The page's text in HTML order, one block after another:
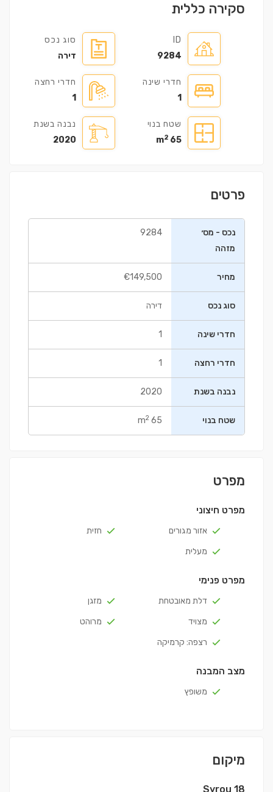
סקירה כללית
ID
9284
סוג נכס
דירה
חדרי שינה
1
חדרי רחצה
1
שטח בנוי
65 m
2
נבנה בשנת
2020
פרטים
נכס - מס׳
מזהה
9284
מחיר €149,500
סוג נכס דירה
חדרי שינה 1
חדרי רחצה 1
נבנה בשנת 2020
שטח בנוי 65 m
2
מפרט
מפרט חיצוני
אזור מגורים
חזית
מעלית
מפרט פנימי
דלת מאובטחת
מזגן
מצויד
מרוהט
רצפה: קרמיקה
מצב המבנה
משופץ
מיקום
Syrou 18